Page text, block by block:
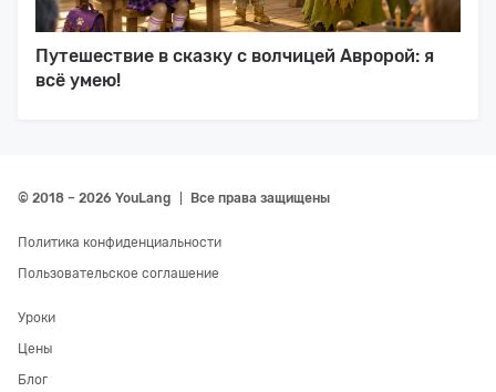
Путешествие в сказку с волчицей Авророй: я
всё умею!
© 2018 – 2026 YouLang Все права защищены
Политика конфиденциальности
Пользовательское соглашение
Уроки
Цены
Блог